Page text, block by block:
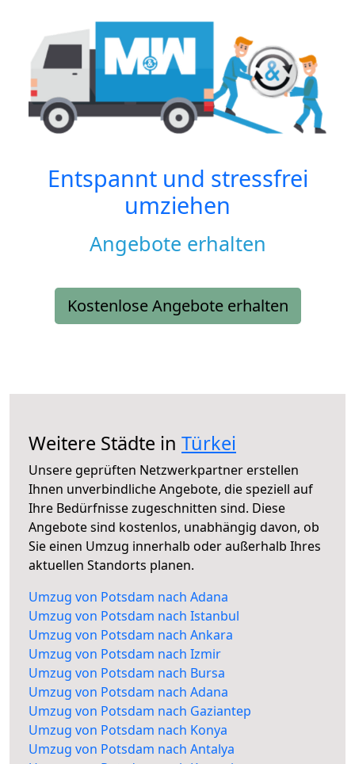
Entspannt und stressfrei
umziehen
Angebote erhalten
Kostenlose Angebote erhalten
Weitere Städte in Türkei
Unsere geprüften Netzwerkpartner erstellen
Ihnen unverbindliche Angebote, die speziell auf
Ihre Bedürfnisse zugeschnitten sind. Diese
Angebote sind kostenlos, unabhängig davon, ob
Sie einen Umzug innerhalb oder außerhalb Ihres
aktuellen Standorts planen.
Umzug von Potsdam nach Adana
Umzug von Potsdam nach Istanbul
Umzug von Potsdam nach Ankara
Umzug von Potsdam nach Izmir
Umzug von Potsdam nach Bursa
Umzug von Potsdam nach Adana
Umzug von Potsdam nach Gaziantep
Umzug von Potsdam nach Konya
Umzug von Potsdam nach Antalya